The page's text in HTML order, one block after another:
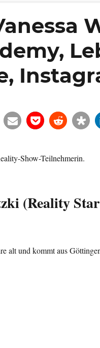
Show-Teilnehmerin.
(Reality
alt und kommt aus